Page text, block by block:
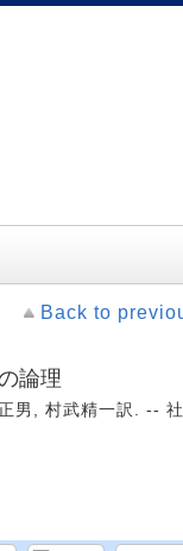
Back to
論理
男, 村武精一訳. --